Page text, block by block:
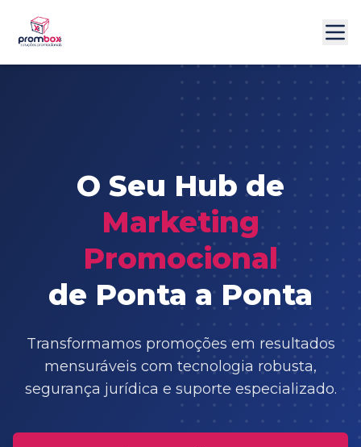
O Seu Hub de
Marketing
Promocional
de Ponta a Ponta
Transformamos promoções em resultados
mensuráveis com tecnologia robusta,
segurança jurídica e suporte especializado.